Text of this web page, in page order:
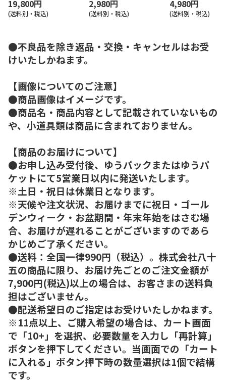
19,800円
(送料別・税込)
2,980円
(送料別・税込)
4,980円
(送料別・税込)
●不良品を除き返品・交換・キャンセルはお受
けいたしかねます。
【画像についてのご注意】
●商品画像はイメージです。
●商品名・商品内容として記載されていないもの
や、小道具類は商品に含まれておりません。
【商品のお届けについて】
●お申し込み受付後、ゆうパックまたはゆうパ
ケットにて5営業日以内に発送いたします。
※土日・祝日は休業日となります。
※天候や注文状況、お届けまでに祝日・ゴール
デンウィーク・お盆期間・年末年始をはさむ場
合、お届けが遅れることがございますのであら
かじめご了承ください。
●送料：全国一律990円（税込）。株式会社八十
五の商品に限り、お届け先ごとのご注文金額が
7,900円(税込)以上の場合は、お客さまの送料負
担はございません。
●配送希望日のご指定はお受けいたしかねます。
※11点以上、ご購入希望の場合は、カート画面
で「10+」を選択、必要数量を入力し「再計算」
ボタンを押下してください。当画面での「カート
に入れる」ボタン押下時の数量選択は1個で結構
です。